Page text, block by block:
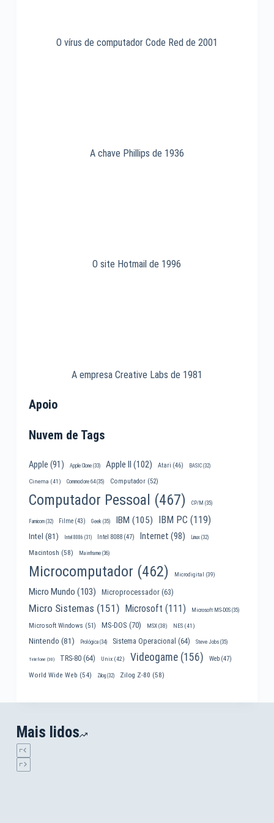
O vírus de computador Code Red de 2001
A chave Phillips de 1936
O site Hotmail de 1996
A empresa Creative Labs de 1981
Apoio
Nuvem de Tags
Apple (91) Apple Clone(33) Apple II (102) Atari (46) BASIC(32)
Cinema (41) Commodore 64(35) Computador(52)
Computador Pessoal (467) CP/M (35)
Famicom(32) Filme(43) Geek (35) IBM (105) IBM PC (119)
Intel (81) Intel 8086 (31) Intel 8088(47) Internet (98) Linux(32)
Macintosh (58) Mainframe(36)
Microcomputador (462) Microdigital (39)
Micro Mundo (103) Microprocessador(63)
Micro Sistemas (151) Microsoft (111) Microsoft MS-DOS(35)
Microsoft Windows (51) MS-DOS (70) MSX(38) NES(41)
Nintendo (81) Prológica(34) Sistema Operacional (64) Steve Jobs(35)
Telefone (30) TRS-80(64) Unix(42) Videogame(156) Web(47)
World Wide Web (54) Zilog(32) Zilog Z-80 (58)
Mais lidos